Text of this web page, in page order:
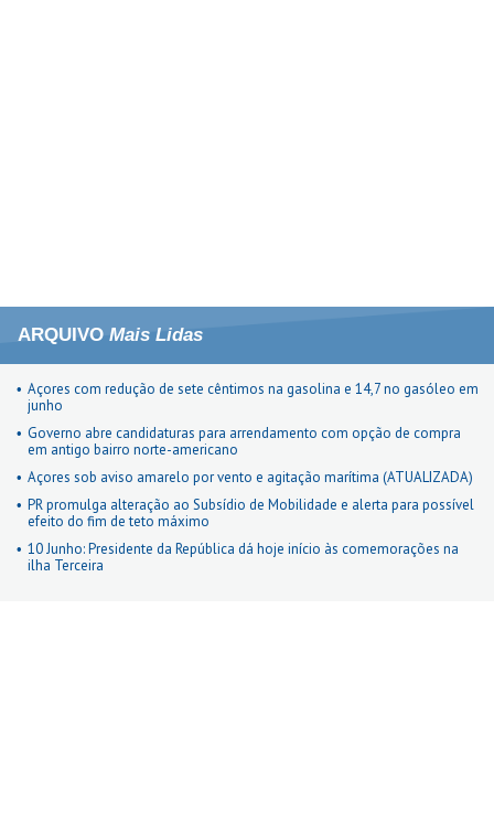
ARQUIVO Mais Lidas
Açores com redução de sete cêntimos na gasolina e 14,7 no gasóleo em
junho
Governo abre candidaturas para arrendamento com opção de compra
em antigo bairro norte-americano
Açores sob aviso amarelo por vento e agitação marítima (ATUALIZADA)
PR promulga alteração ao Subsídio de Mobilidade e alerta para possível
efeito do fim de teto máximo
10 Junho: Presidente da República dá hoje início às comemorações na
ilha Terceira